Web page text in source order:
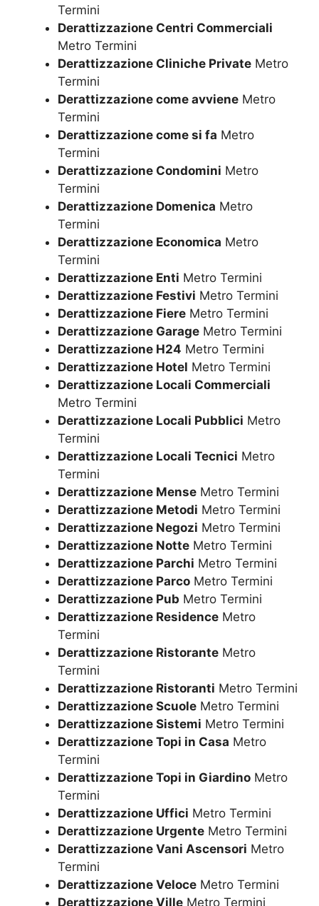
Termini
Derattizzazione Centri Commerciali
Metro Termini
Derattizzazione Cliniche Private Metro
Termini
Derattizzazione come avviene Metro
Termini
Derattizzazione come si fa Metro
Termini
Derattizzazione Condomini Metro
Termini
Derattizzazione Domenica Metro
Termini
Derattizzazione Economica Metro
Termini
Derattizzazione Enti Metro Termini
Derattizzazione Festivi Metro Termini
Derattizzazione Fiere Metro Termini
Derattizzazione Garage Metro Termini
Derattizzazione H24 Metro Termini
Derattizzazione Hotel Metro Termini
Derattizzazione Locali Commerciali
Metro Termini
Derattizzazione Locali Pubblici Metro
Termini
Derattizzazione Locali Tecnici Metro
Termini
Derattizzazione Mense Metro Termini
Derattizzazione Metodi Metro Termini
Derattizzazione Negozi Metro Termini
Derattizzazione Notte Metro Termini
Derattizzazione Parchi Metro Termini
Derattizzazione Parco Metro Termini
Derattizzazione Pub Metro Termini
Derattizzazione Residence Metro
Termini
Derattizzazione Ristorante Metro
Termini
Derattizzazione Ristoranti Metro Termini
Derattizzazione Scuole Metro Termini
Derattizzazione Sistemi Metro Termini
Derattizzazione Topi in Casa Metro
Termini
Derattizzazione Topi in Giardino Metro
Termini
Derattizzazione Uffici Metro Termini
Derattizzazione Urgente Metro Termini
Derattizzazione Vani Ascensori Metro
Termini
Derattizzazione Veloce Metro Termini
Derattizzazione Ville Metro Termini